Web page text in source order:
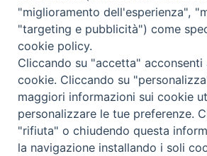
Sede Operativa
Via San Bartolomeo 72 – 80053 Castellammare
* Tel. 081.870.17.02
* Cell. 331.50.59.943
* Fax 081.39.01.803
*mail:segreteria@caritasdiocesanasorrento.it
Caritas diocesana Sorrento-
"miglioramento dell'esperienza",
"targeting e pubblicità") come
cookie policy.
Cliccando su "accetta"
cookie. Cliccando su
maggiori informazioni sui cookie
personalizzare le tue preferenze.
"rifiuta" o chiudendo questa
la navigazione installando i soli